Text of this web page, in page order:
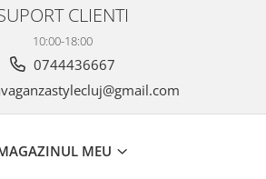
CLIENTI
10:00-18:00
0744436667
MEU